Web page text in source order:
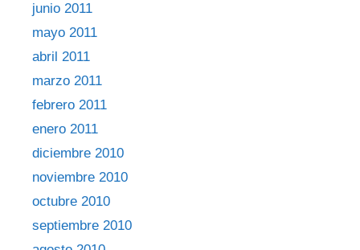
junio 2011
mayo 2011
abril 2011
marzo 2011
febrero 2011
enero 2011
diciembre 2010
noviembre 2010
octubre 2010
septiembre 2010